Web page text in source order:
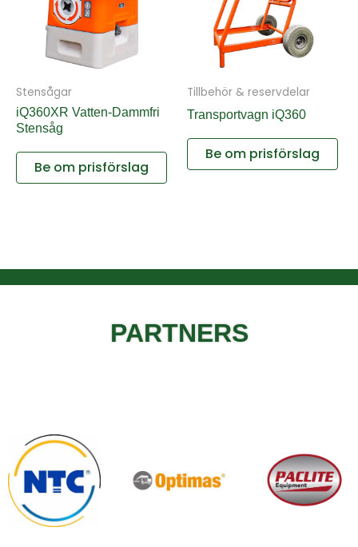
Stensågar
iQ360XR Vatten-Dammfri
Stensåg
Be om prisförslag
Tillbehör & reservdelar
Transportvagn iQ360
Be om prisförslag
PARTNERS